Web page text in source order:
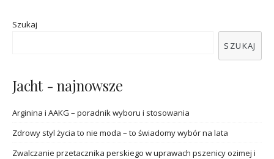
Szukaj
SZUKAJ
Jacht - najnowsze
Arginina i AAKG – poradnik wyboru i stosowania
Zdrowy styl życia to nie moda – to świadomy wybór na lata
Zwalczanie przetacznika perskiego w uprawach pszenicy ozimej i